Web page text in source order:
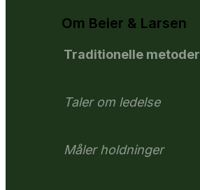
Om Beier & Larsen
Traditionelle metoder
Taler om ledelse
Måler holdninger